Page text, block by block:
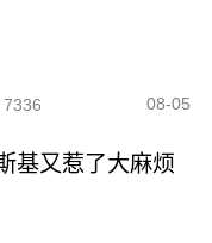
7336 08-05
基又惹了大麻烦